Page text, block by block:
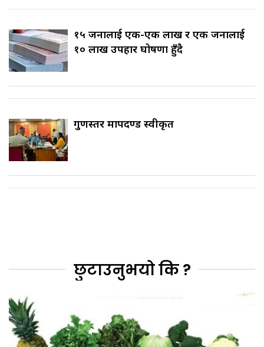
१५ जनालाई एक-एक लाख र एक जनालाई
१० लाख उपहार घोषणा हुँदै
गुणस्तर मापदण्ड स्वीकृत
छुटाउनुभयो कि ?